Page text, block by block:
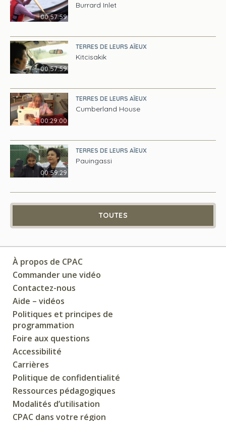
00:57:59
Burrard Inlet
00:57:59
TERRES DE LEURS AÏEUX
Kitcisakik
00:29:00
TERRES DE LEURS AÏEUX
Cumberland House
00:59:29
TERRES DE LEURS AÏEUX
Pauingassi
TOUTES
À propos de CPAC
Commander une vidéo
Contactez-nous
Aide – vidéos
Politiques et principes de
programmation
Foire aux questions
Accessibilité
Carrières
Politique de confidentialité
Ressources pédagogiques
Modalités d’utilisation
CPAC dans votre région